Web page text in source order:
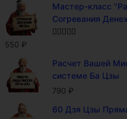
Мастер-класс
Согревания
550 ₽
Расчет Вашей
системе Ба Цзы
790 ₽
60 Дзя Цзы